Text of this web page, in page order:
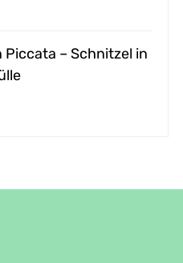
Piccata – Schnitzel in